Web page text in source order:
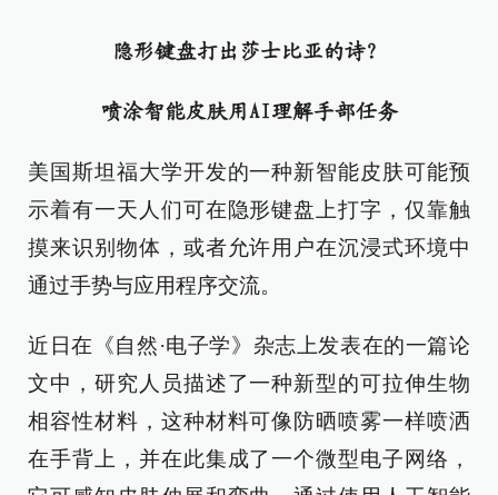
隐形键盘打出莎士比亚的诗？
喷涂智能皮肤用AI理解手部任务
美国斯坦福大学开发的一种新智能皮肤可能预
示着有一天人们可在隐形键盘上打字，仅靠触
摸来识别物体，或者允许用户在沉浸式环境中
通过手势与应用程序交流。
近日在《自然·电子学》杂志上发表在的一篇论
文中，研究人员描述了一种新型的可拉伸生物
相容性材料，这种材料可像防晒喷雾一样喷洒
在手背上，并在此集成了一个微型电子网络，